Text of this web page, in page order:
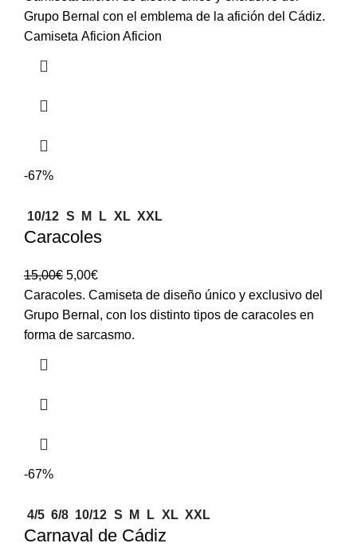
Grupo Bernal con el emblema de la afición del Cádiz.
Camiseta Aficion Aficion
-67%
10/12 S M L XL XXL
Caracoles
15,00€ 5,00€
Caracoles. Camiseta de diseño único y exclusivo del
Grupo Bernal, con los distinto tipos de caracoles en
forma de sarcasmo.
-67%
4/5 6/8 10/12 S M L XL XXL
Carnaval de Cádiz